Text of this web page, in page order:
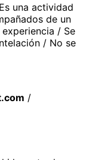
una actividad
de un
/ Se
/ No se
/